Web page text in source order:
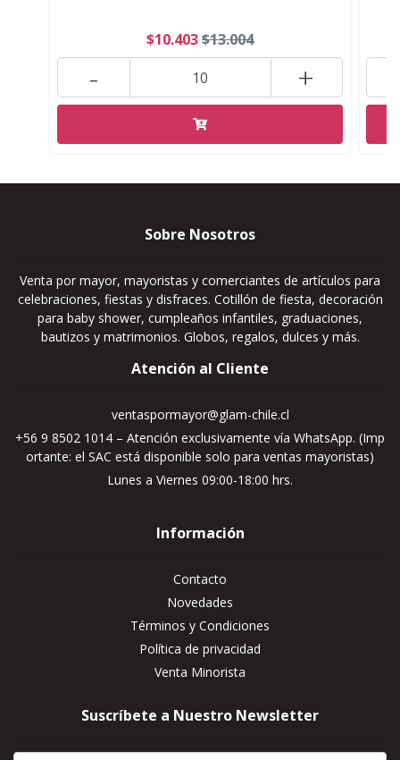
$10.403$13.004
+
-
Sobre Nosotros
Venta por mayor, mayoristas y comerciantes de artículos para
celebraciones, fiestas y disfraces. Cotillón de fiesta, decoración
para baby shower, cumpleaños infantiles, graduaciones,
bautizos y matrimonios. Globos, regalos, dulces y más.
Atención al Cliente
ventaspormayor@glam-chile.cl
+56 9 8502 1014 – Atención exclusivamente vía WhatsApp. (Imp
ortante: el SAC está disponible solo para ventas mayoristas)
Lunes a Viernes 09:00-18:00 hrs.
Información
Contacto
Novedades
Términos y Condiciones
Política de privacidad
Venta Minorista
Suscríbete a Nuestro Newsletter